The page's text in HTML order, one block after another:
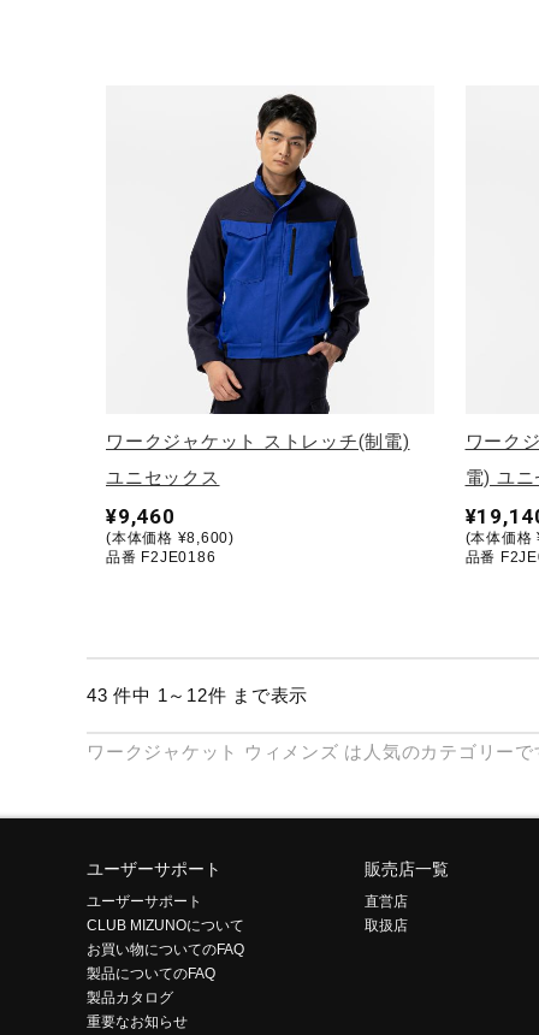
ワークジャケット ストレッチ(制電)
ユニセックス
¥9,460
(本体価格 ¥8,600)
品番 F2JE0186
ワーク
電) ユ
(本体価格
品番
43 件中 1～12件 まで表示
ワークジャケット ウィメンズ は人気のカテゴリー
ユーザーサポート
ユーザーサポート
CLUB MIZUNOについて
お買い物についてのFAQ
製品についてのFAQ
製品カタログ
重要なお知らせ
販売店一覧
直営店
取扱店